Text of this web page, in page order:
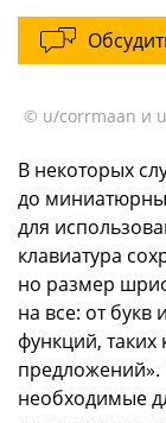
© u/corrmaan и
В некоторых
до
для
клавиатура
но размер
на все: от
функций, таких
необходимые